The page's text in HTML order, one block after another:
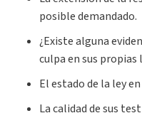
posible demandado.
¿Existe alguna
culpa en sus propias
El estado de la ley
La calidad de sus